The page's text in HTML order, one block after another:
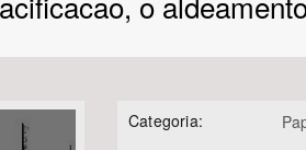
Bioma / Bacia
Categoria: